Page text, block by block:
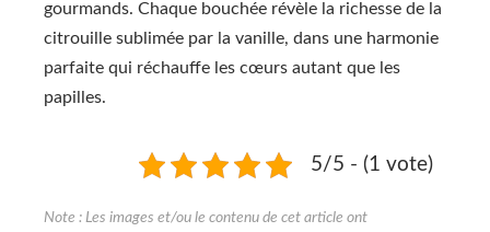
gourmands. Chaque bouchée révèle la richesse de la
citrouille sublimée par la vanille, dans une harmonie
parfaite qui réchauffe les cœurs autant que les
papilles.
5/5 - (1 vote)